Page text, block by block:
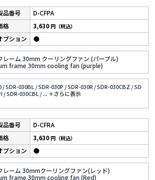
D-CFPA
レーム 30mm クーリングファン (パープル)
frame 30mm cooling fan (purple)
3,630円（税込）
●
/SDR-030BL /SDR-030P /SDR-030R /SDR-030CBZ /SD
/SDR-030CBL /... ＋さらに表⽰
D-CFRA
レーム 30mmクーリングファン(レッド)
frame 30mm cooling fan (Red)
3,630円（税込）
●